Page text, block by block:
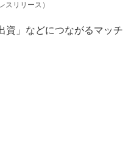
リリース）
」などにつながるマッチ